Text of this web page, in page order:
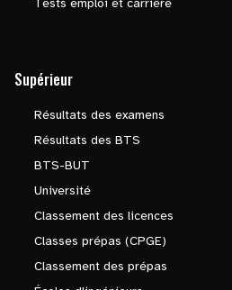
Tests emploi et carrière
Supérieur
Résultats des examens
Résultats des BTS
BTS-BUT
Université
Classement des licences
Classes prépas (CPGE)
Classement des prépas